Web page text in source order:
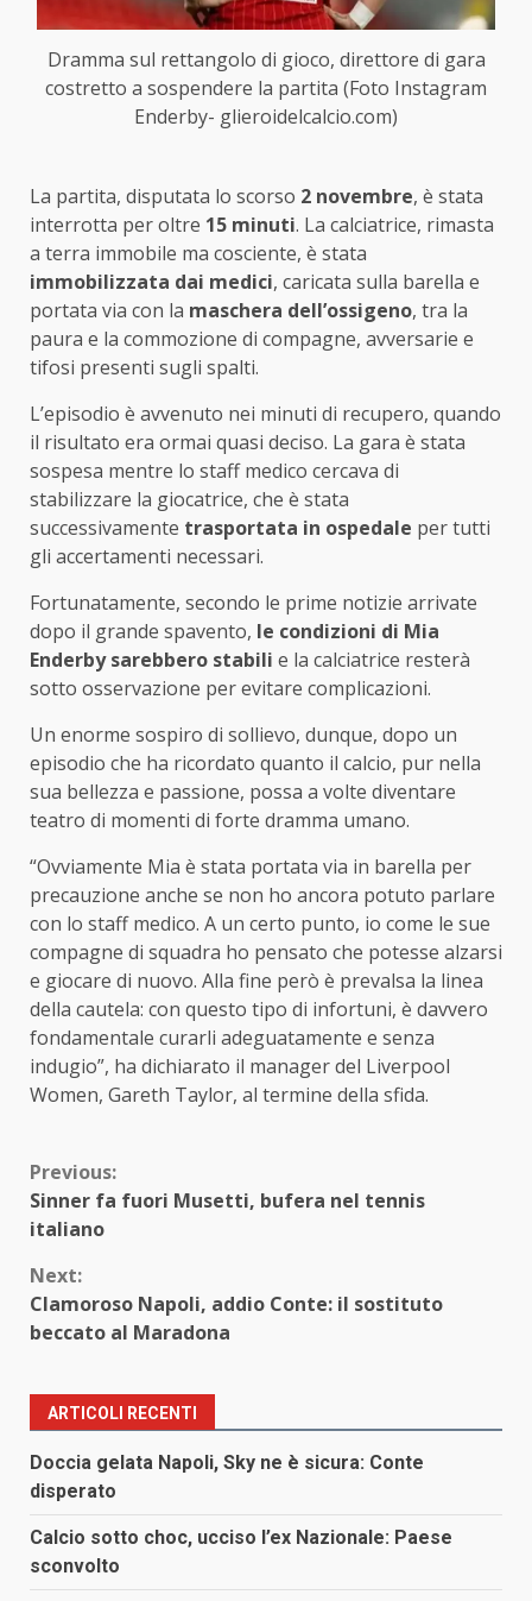
Dramma sul rettangolo di gioco, direttore di gara
costretto a sospendere la partita (Foto Instagram
Enderby- glieroidelcalcio.com)
La partita, disputata lo scorso 2 novembre, è stata
interrotta per oltre 15 minuti. La calciatrice, rimasta
a terra immobile ma cosciente, è stata
immobilizzata dai medici, caricata sulla barella e
portata via con la maschera dell’ossigeno, tra la
paura e la commozione di compagne, avversarie e
tifosi presenti sugli spalti.
L’episodio è avvenuto nei minuti di recupero, quando
il risultato era ormai quasi deciso. La gara è stata
sospesa mentre lo staff medico cercava di
stabilizzare la giocatrice, che è stata
successivamente trasportata in ospedale per tutti
gli accertamenti necessari.
Fortunatamente, secondo le prime notizie arrivate
dopo il grande spavento, le condizioni di Mia
Enderby sarebbero stabili e la calciatrice resterà
sotto osservazione per evitare complicazioni.
Un enorme sospiro di sollievo, dunque, dopo un
episodio che ha ricordato quanto il calcio, pur nella
sua bellezza e passione, possa a volte diventare
teatro di momenti di forte dramma umano.
“Ovviamente Mia è stata portata via in barella per
precauzione anche se non ho ancora potuto parlare
con lo staff medico. A un certo punto, io come le sue
compagne di squadra ho pensato che potesse alzarsi
e giocare di nuovo. Alla fine però è prevalsa la linea
della cautela: con questo tipo di infortuni, è davvero
fondamentale curarli adeguatamente e senza
indugio”, ha dichiarato il manager del Liverpool
Women, Gareth Taylor, al termine della sfida.
Continue
Reading
Previous:
Sinner fa fuori Musetti, bufera nel tennis
italiano
Next:
Clamoroso Napoli, addio Conte: il sostituto
beccato al Maradona
ARTICOLI RECENTI
Doccia gelata Napoli, Sky ne è sicura: Conte
disperato
Calcio sotto choc, ucciso l’ex Nazionale: Paese
sconvolto